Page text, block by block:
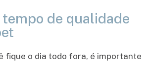
de qualidade
fique o dia todo fora, é importante